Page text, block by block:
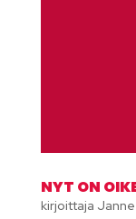
NYT ON
kirjoittaja